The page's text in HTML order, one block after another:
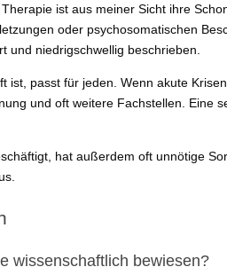
ist aus meiner Sicht ihre
oder psychosomatischen
und niedrigschwellig beschrieben.
ist, passt für jeden. Wenn akute
und oft weitere Fachstellen. Eine
hat außerdem oft unnötige
wissenschaftlich bewiesen?